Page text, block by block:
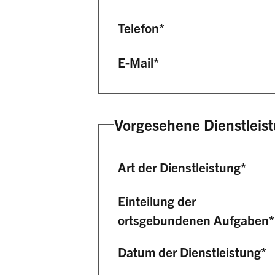
Telefon*
E-Mail*
Vorgesehene
Art der Dienstleistung*
Einteilung der
ortsgebundenen Aufgaben*
Datum der Dienstleistung*